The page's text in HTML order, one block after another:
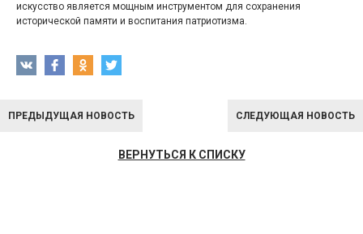
искусство является мощным инструментом для сохранения
исторической памяти и воспитания патриотизма.
ПРЕДЫДУЩАЯ НОВОСТЬ СЛЕДУЮЩАЯ НОВОСТЬ
ВЕРНУТЬСЯ К СПИСКУ